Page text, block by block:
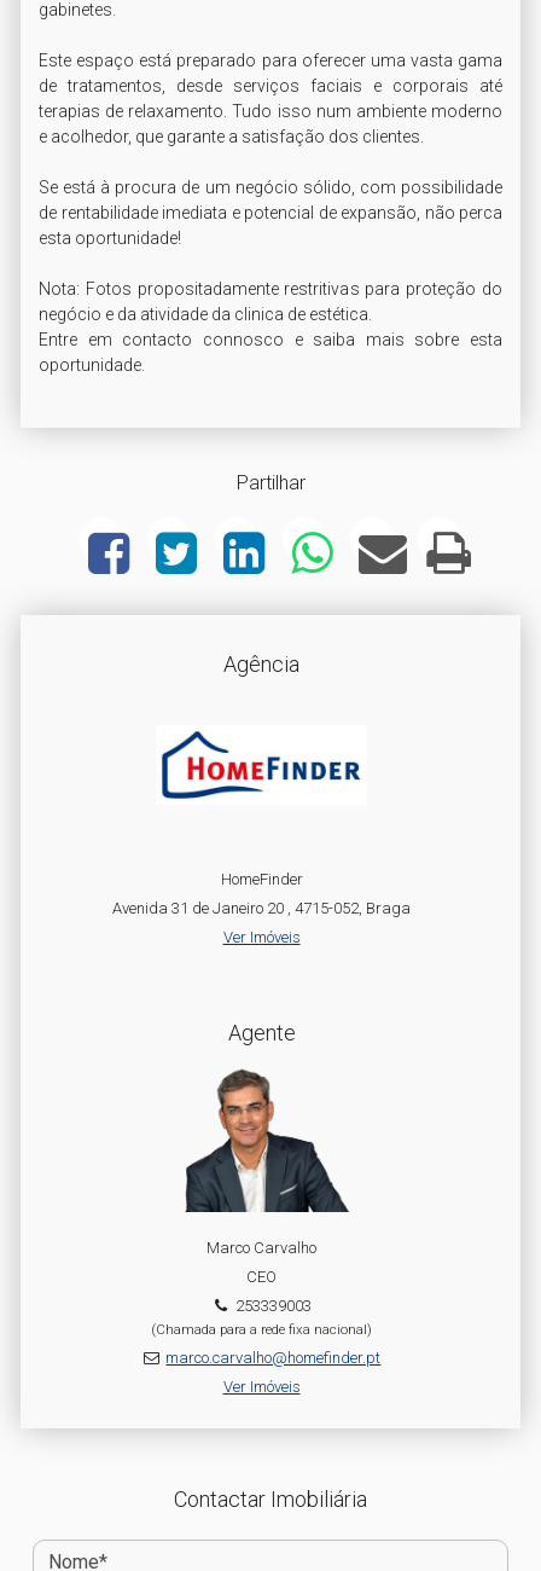
Partilhar
Agência
HomeFinder
Avenida 31 de Janeiro 20 , 4715-052, Braga
Ver Imóveis
Agente
Marco Carvalho
CEO
253339003
(Chamada para a rede fixa nacional)
marco.carvalho@homefinder.pt
Ver Imóveis
Contactar Imobiliária
gabinetes.
Este espaço está preparado para oferecer uma vasta gama
de tratamentos, desde serviços faciais e corporais até
terapias de relaxamento. Tudo isso num ambiente moderno
e acolhedor, que garante a satisfação dos clientes.
Se está à procura de um negócio sólido, com possibilidade
de rentabilidade imediata e potencial de expansão, não perca
esta oportunidade!
Nota: Fotos propositadamente restritivas para proteção do
negócio e da atividade da clinica de estética.
Entre em contacto connosco e saiba mais sobre esta
oportunidade.